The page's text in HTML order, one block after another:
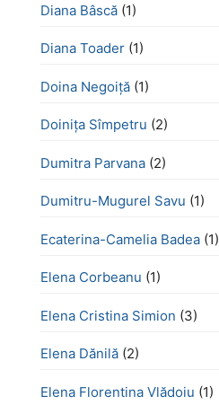
Diana Bâscă (1)
Diana Toader (1)
Doina Negoiță (1)
Doinița Sîmpetru (2)
Dumitra Parvana (2)
Dumitru-Mugurel Savu (1)
Ecaterina-Camelia Badea (1)
Elena Corbeanu (1)
Elena Cristina Simion (3)
Elena Dănilă (2)
Elena Florentina Vlădoiu (1)